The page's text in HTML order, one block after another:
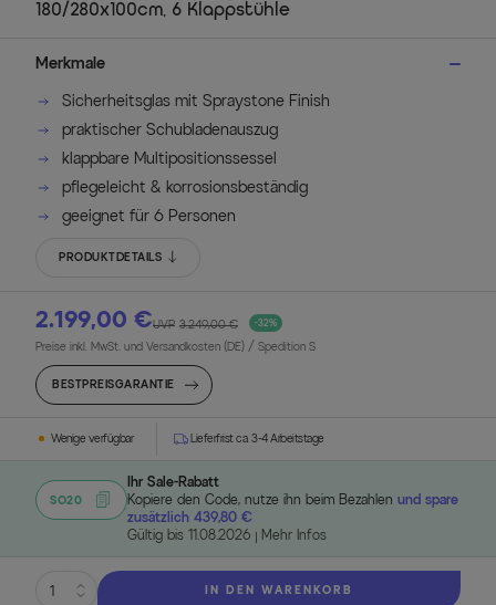
180/280x100cm, 6 Klappstühle
Merkmale
Sicherheitsglas mit Spraystone Finish
praktischer Schubladenauszug
klappbare Multipositionssessel
pflegeleicht & korrosionsbeständig
geeignet für 6 Personen
PRODUKTDETAILS
2.199,00 € -32%
UVP 3.249,00 €
Preise inkl. MwSt. und Versandkosten (DE) / Spedition S
BESTPREISGARANTIE
Wenige verfügbar Lieferfrist ca. 3-4 Arbeitstage
SO20
Ihr Sale-Rabatt
Kopiere den Code, nutze ihn beim Bezahlen und spare
zusätzlich 439,80 €
Gültig bis 11.08.2026
Mehr Infos
IN DEN WARENKORB